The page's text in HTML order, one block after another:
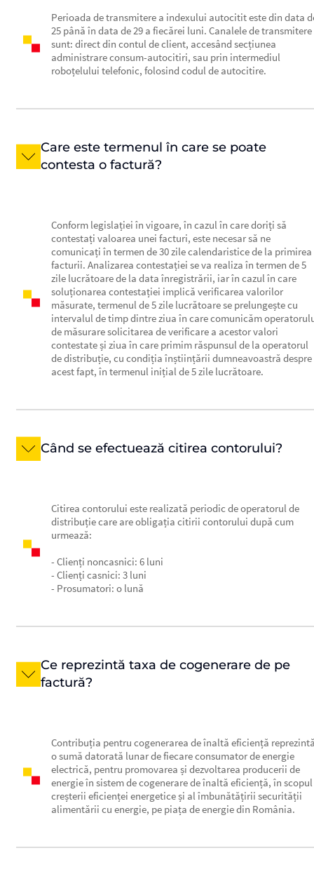
Perioada de transmitere a indexului autocitit este din data
25 până în data de 29 a fiecărei luni. Canalele de transmitere
sunt: direct din contul de client, accesând secțiunea
administrare consum-autocitiri, sau prin intermediul
roboțelului telefonic, folosind codul de autocitire.
Care este termenul în care se poate
contesta o factură?
Conform legislației în vigoare, în cazul în care doriți să
contestați valoarea unei facturi, este necesar să ne
comunicați în termen de 30 zile calendaristice de la primirea
facturii. Analizarea contestației se va realiza în termen de 5
zile lucrătoare de la data înregistrării, iar în cazul în care
soluționarea contestației implică verificarea valorilor
măsurate, termenul de 5 zile lucrătoare se prelungește cu
intervalul de timp dintre ziua în care comunicăm
de măsurare solicitarea de verificare a acestor valori
contestate și ziua în care primim răspunsul de la operatorul
de distribuție, cu condiția înștiințării dumneavoastră despre
acest fapt, în termenul inițial de 5 zile lucrătoare.
Când se efectuează citirea contorului?
Citirea contorului este realizată periodic de operatorul de
distribuție care are obligația citirii contorului după cum
urmează:
- Clienți noncasnici: 6 luni
- Clienți casnici: 3 luni
- Prosumatori: o lună
Ce reprezintă taxa de cogenerare de pe
factură?
Contribuția pentru cogenerarea de înaltă eficiență
o sumă datorată lunar de fiecare consumator de energie
electrică, pentru promovarea și dezvoltarea producerii de
energie în sistem de cogenerare de înaltă eficiență, în scopul
creșterii eficienței energetice și al îmbunătățirii securității
alimentării cu energie, pe piața de energie din România.